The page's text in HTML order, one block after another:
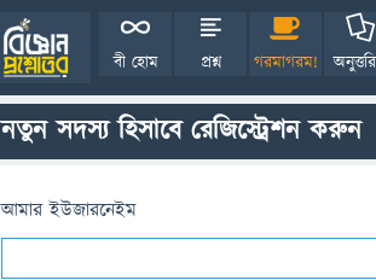
বী হোম প্রশ্ন গরমাগরম!
নতুন সদস্য হিসাবে রেজিস্ট্রেশন করুন
আমার ইউজারনেইম